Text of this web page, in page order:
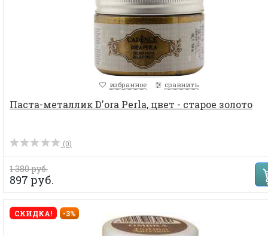
избранное сравнить
Паста-металлик D'ora Perla, цвет - старое золото
(0)
1 380 руб.
897 руб.
СКИДКА! -3%